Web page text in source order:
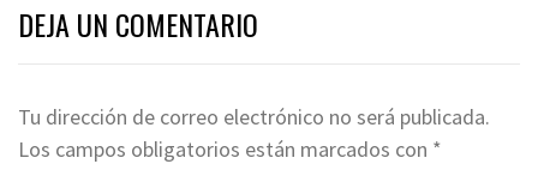
DEJA UN COMENTARIO
Tu dirección de correo electrónico no será publicada.
Los campos obligatorios están marcados con *